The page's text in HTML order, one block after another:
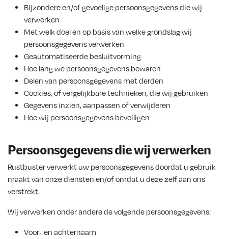
Bijzondere en/of gevoelige persoonsgegevens die wij
verwerken
Met welk doel en op basis van welke grondslag wij
persoonsgegevens verwerken
Geautomatiseerde besluitvorming
Hoe lang we persoonsgegevens bewaren
Delen van persoonsgegevens met derden
Cookies, of vergelijkbare technieken, die wij gebruiken
Gegevens inzien, aanpassen of verwijderen
Hoe wij persoonsgegevens beveiligen
Persoonsgegevens die wij verwerken
Rustbuster verwerkt uw persoonsgegevens doordat u gebruik
maakt van onze diensten en/of omdat u deze zelf aan ons
verstrekt.
Wij verwerken onder andere de volgende persoonsgegevens:
Voor- en achternaam